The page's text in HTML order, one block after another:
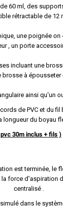
60 ml, des
rétractable de 12
une poignée on
, un porte
incluant une
brosse à épousseter
ainsi qu'un
de PVC et du fil
longueur du boyau
30m inclus + fils )
est terminée, le
force d'aspiration
centralisé .
dans le